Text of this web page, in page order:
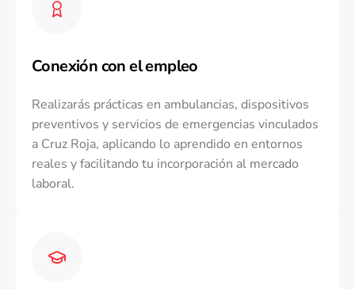
Conexión con el empleo
Realizarás prácticas en ambulancias, dispositivos
preventivos y servicios de emergencias vinculados
a Cruz Roja, aplicando lo aprendido en entornos
reales y facilitando tu incorporación al mercado
laboral.